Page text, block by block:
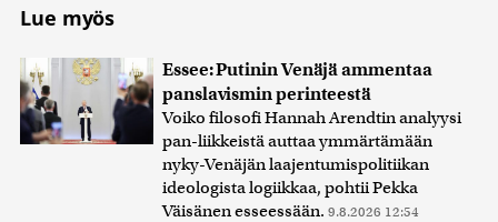
Lue myös
Essee: Putinin Venäjä ammentaa
panslavismin perinteestä
Voiko filosofi Hannah Arendtin analyysi
pan-liikkeistä auttaa ymmärtämään
nyky-Venäjän laajentumispolitiikan
ideologista logiikkaa, pohtii Pekka
Väisänen esseessään. 9.8.2026 12:54